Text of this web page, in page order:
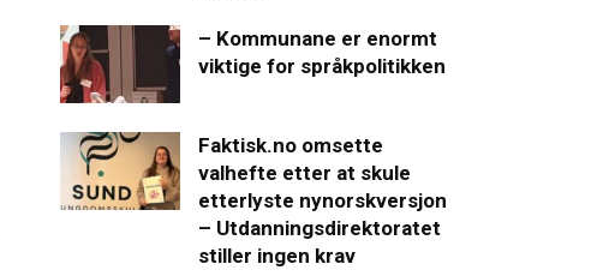
– Kommunane er enormt
viktige for språkpolitikken
Faktisk.no omsette
valhefte etter at skule
etterlyste nynorskversjon
– Utdanningsdirektoratet
stiller ingen krav